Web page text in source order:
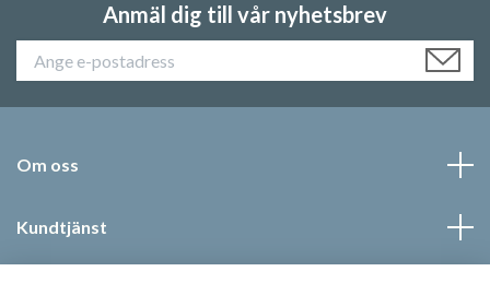
Anmäl dig till vår nyhetsbrev
Om oss
Kundtjänst